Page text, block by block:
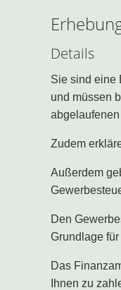
Details
Sie sind eine
und müssen
Zudem
Außerdem
Den
Grundlage
Das
Ihnen zu